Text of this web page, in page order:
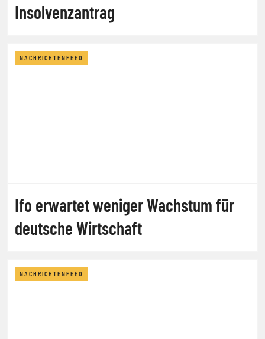
Insolvenzantrag
NACHRICHTENFEED
Ifo erwartet weniger Wachstum für
deutsche Wirtschaft
NACHRICHTENFEED